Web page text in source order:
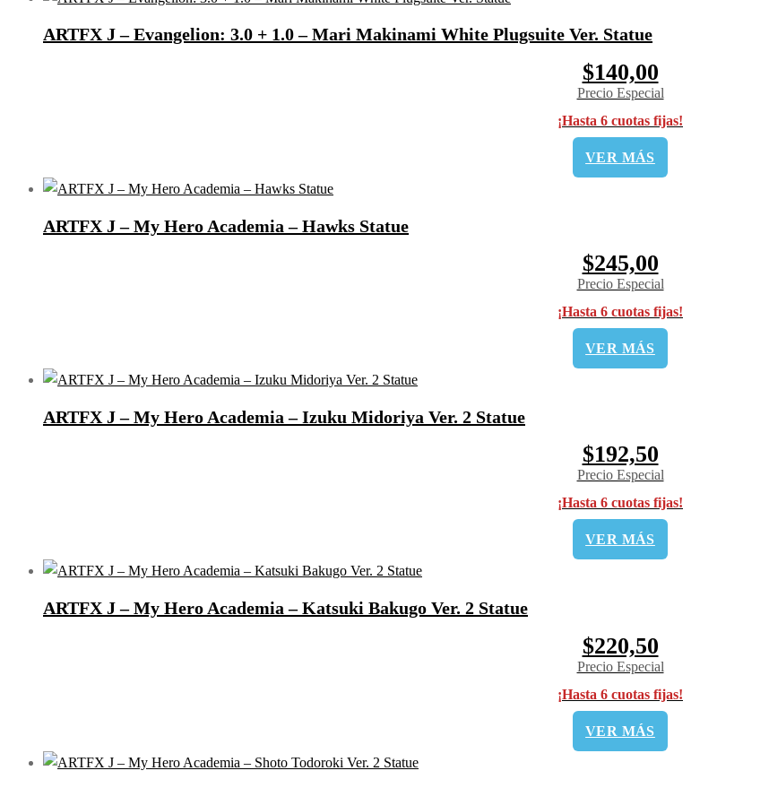
ARTFX J – Evangelion: 3.0 + 1.0 – Mari Makinami White Plugsuite Ver. Statue
$140,00
Precio Especial
¡Hasta 6 cuotas fijas!
VER MÁS
ARTFX J – My Hero Academia – Hawks Statue
$245,00
Precio Especial
¡Hasta 6 cuotas fijas!
VER MÁS
ARTFX J – My Hero Academia – Izuku Midoriya Ver. 2 Statue
$192,50
Precio Especial
¡Hasta 6 cuotas fijas!
VER MÁS
ARTFX J – My Hero Academia – Katsuki Bakugo Ver. 2 Statue
$220,50
Precio Especial
¡Hasta 6 cuotas fijas!
VER MÁS